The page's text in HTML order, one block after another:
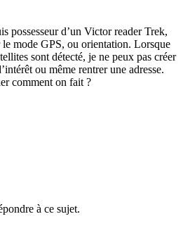
possesseur d’un Victor reader Trek,
le mode GPS, ou orientation. Lorsque
sont détecté, je ne peux pas créer
ou même rentrer une adresse.
comment on fait ?
à ce sujet.